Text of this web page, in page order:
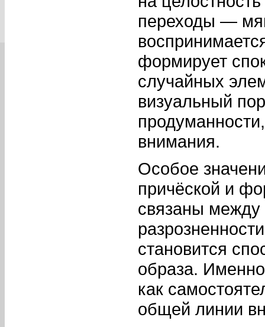
переходы —
формирует
случайных
визуальный
внимания.
Особое
причёской и
связаны
становится
образа.
как
общей линии